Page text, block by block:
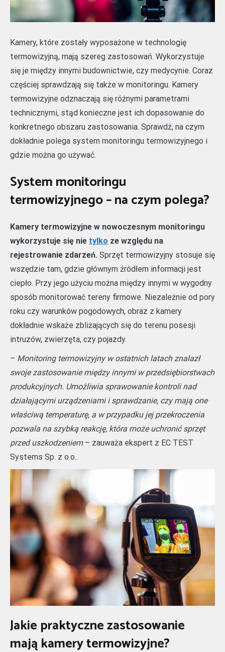
Kamery, które zostały wyposażone w technologię
termowizyjną, mają szereg zastosowań. Wykorzystuje
się je między innymi budownictwie, czy medycynie. Coraz
częściej sprawdzają się także w monitoringu. Kamery
termowizyjne odznaczają się różnymi parametrami
technicznymi, stąd konieczne jest ich dopasowanie do
konkretnego obszaru zastosowania. Sprawdź, na czym
dokładnie polega system monitoringu termowizyjnego i
gdzie można go używać.
System monitoringu
termowizyjnego – na czym polega?
Kamery termowizyjne w nowoczesnym monitoringu
wykorzystuje się nie tylko ze względu na
rejestrowanie zdarzeń. Sprzęt termowizyjny stosuje się
wszędzie tam, gdzie głównym źródłem informacji jest
ciepło. Przy jego użyciu można między innymi w wygodny
sposób monitorować tereny firmowe. Niezależnie od pory
roku czy warunków pogodowych, obraz z kamery
dokładnie wskaże zbliżających się do terenu posesji
intruzów, zwierzęta, czy pojazdy.
– Monitoring termowizyjny w ostatnich latach znalazł
swoje zastosowanie między innymi w przedsiębiorstwach
produkcyjnych. Umożliwia sprawowanie kontroli nad
działającymi urządzeniami i sprawdzanie, czy mają one
właściwą temperaturę, a w przypadku jej przekroczenia
pozwala na szybką reakcję, która może uchronić sprzęt
przed uszkodzeniem– zauważa ekspert z EC TEST
Systems Sp. z o.o..
Jakie praktyczne zastosowanie
mają kamery termowizyjne?